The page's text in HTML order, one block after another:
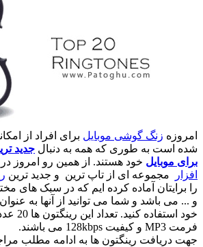
امروزه زنگ گوشی موبایل برای افراد از
شده است به طوری که همه به دنبال جدید
برای موبایل خود هستند. از همین رو امروز در
افزار
مجموعه ای از تاپ ترین و جدید ترین
را برایتان آماده کرده ایم که در سبک های
و ... می باشد و شما می توانید از آنها به عنوان
خود
فرمت MP3 و کیفیت 128kbps می باشند.
جهت دریافت رینگتون ها به ادامه مطلب